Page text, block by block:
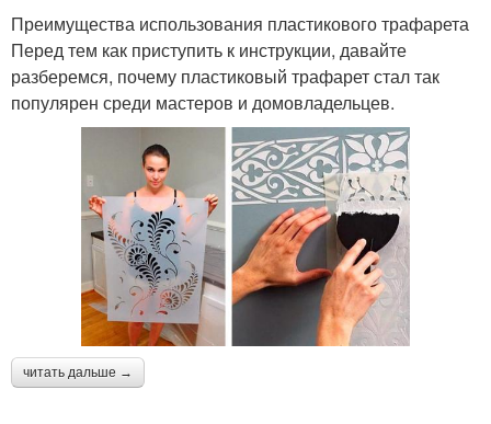
Преимущества использования пластикового трафарета
Перед тем как приступить к инструкции, давайте
разберемся, почему пластиковый трафарет стал так
популярен среди мастеров и домовладельцев.
читать дальше →